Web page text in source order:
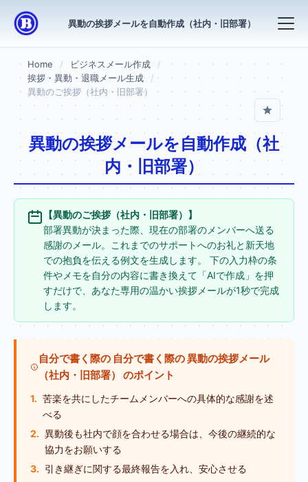
異動の挨拶メールを自動作成（社内・旧部署）
Home
ビジネスメール作成
挨拶・異動・退職メール生成
異動のご挨拶（社内・旧部署）
異動の挨拶メールを自動作成（社
内・旧部署）
【異動のご挨拶（社内・旧部署）】
部署異動が決まった際、現在の部署のメンバーへ送る
感謝のメール。これまでのサポートへのお礼と新天地
での抱負を伝える例文を生成します。 下の入力枠の条
件やメモを自分の内容に書き換えて「AIで作成」を押
すだけで、あなた専用の温かい挨拶メールが1秒で完成
します。
自分で書く際の 自分で書く際の 異動の挨拶メール
（社内・旧部署） のポイント
1. 苦楽を共にしたチームメンバーへの具体的な感謝を述
べる
2. 異動後も社内で顔を合わせる場合は、今後の継続的な
協力をお願いする
3. 引き継ぎに関する最終報告を入れ、安心させる